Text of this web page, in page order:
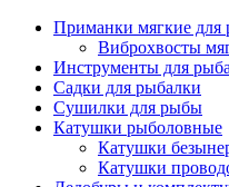
Приманки мягкие для
Виброхвосты
Инструменты для
Садки для рыбалки
Сушилки для рыбы
Катушки рыболовные
Катушки
Катушки